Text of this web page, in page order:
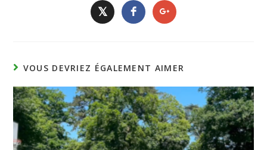
𝕏
VOUS DEVRIEZ ÉGALEMENT AIMER